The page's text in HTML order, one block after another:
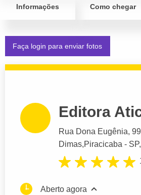
Informações Como chegar
Faça login para enviar fotos
Editora
Rua Dona Eugênia,
Dimas,Piracicaba - SP,
Aberto agora